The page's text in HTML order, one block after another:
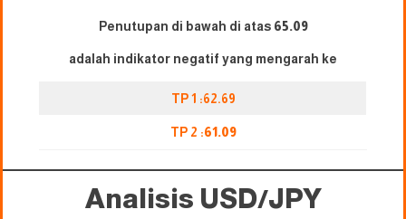
Penutupan di bawah di atas 65.09
adalah indikator negatif yang mengarah ke
TP 1 :62.69
TP 2 :61.09
Analisis USD/JPY